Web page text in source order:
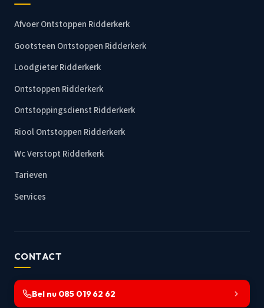
Afvoer Ontstoppen Ridderkerk
Gootsteen Ontstoppen Ridderkerk
Loodgieter Ridderkerk
Ontstoppen Ridderkerk
Ontstoppingsdienst Ridderkerk
Riool Ontstoppen Ridderkerk
Wc Verstopt Ridderkerk
Tarieven
Services
CONTACT
Bel nu 085 019 62 62